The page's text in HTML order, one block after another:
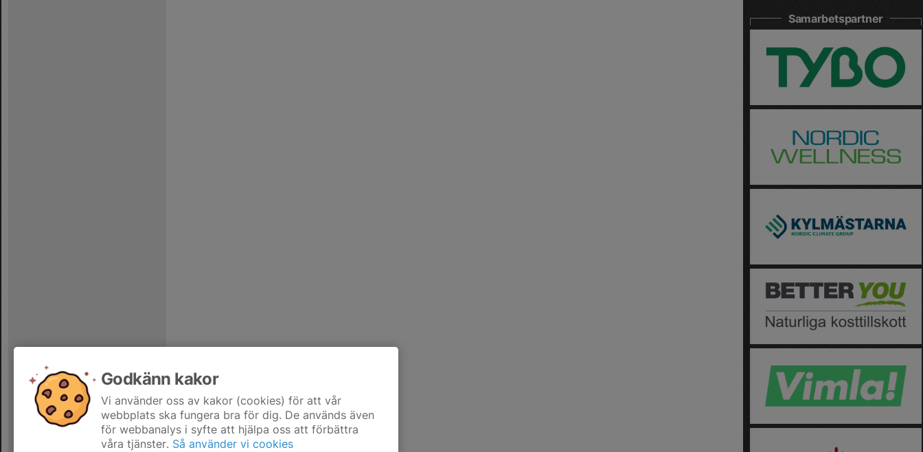
Samarbetspartner
Godkänn kakor
Vi använder oss av kakor (cookies) för att vår
webbplats ska fungera bra för dig. De används även
för webbanalys i syfte att hjälpa oss att förbättra
våra tjänster. Så använder vi cookies